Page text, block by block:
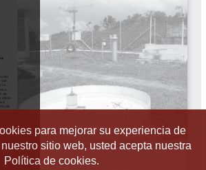
para mejorar su experiencia de
sitio web, usted acepta nuestra
Política de cookies.